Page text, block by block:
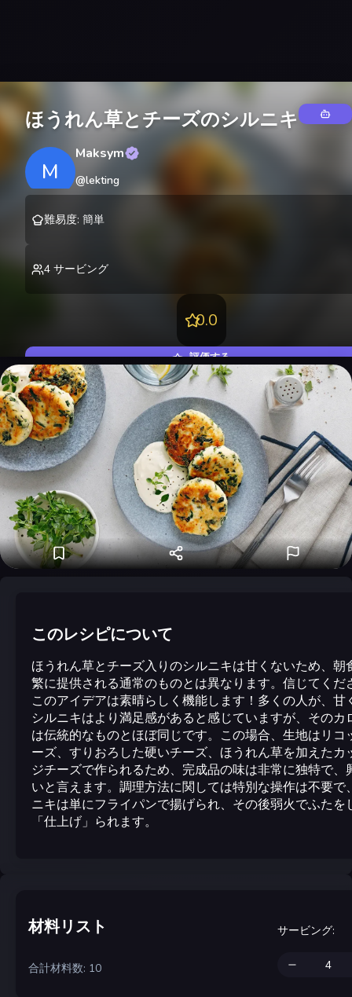
ほうれん草とチーズのシルニキ
M
Maksym
@lekting
難易度: 簡単
4 サービング
0.0
評価する
このレシピについて
ほうれん草とチーズ入りのシルニキは甘くないため、朝
繁に提供される通常のものとは異なります。信じてくだ
このアイデアは素晴らしく機能します！多くの人が、甘
シルニキはより満足感があると感じていますが、そのカ
は伝統的なものとほぼ同じです。この場合、生地はリコ
ーズ、すりおろした硬いチーズ、ほうれん草を加えたカ
ジチーズで作られるため、完成品の味は非常に独特で、
いと言えます。調理方法に関しては特別な操作は不要で
ニキは単にフライパンで揚げられ、その後弱火でふたを
「仕上げ」られます。
材料リスト
合計材料数: 10
サービング: